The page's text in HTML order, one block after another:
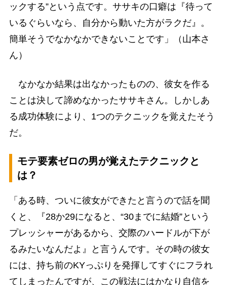
ックする”という点です。ササキの口癖は『待って
いるぐらいなら、自分から動いた方がラクだ』。
簡単そうでなかなかできないことです」（山本さ
ん）
なかなか結果は出なかったものの、彼女を作る
ことは決して諦めなかったササキさん。しかしあ
る成功体験により、1つのテクニックを覚えたそう
だ。
モテ要素ゼロの男が覚えたテクニックと
は？
「ある時、ついに彼女ができたと言うので話を聞
くと、『28か29になると、“30までに結婚”という
プレッシャーがあるから、交際のハードルが下が
るみたいなんだよ』と言うんです。その時の彼女
には、持ち前のKYっぷりを発揮してすぐにフラれ
てしまったんですが、この戦法にはかなり自信を